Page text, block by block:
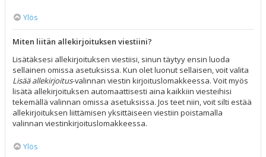
Ylös
Miten liitän allekirjoituksen viestiini?
Lisätäksesi allekirjoituksen viestiisi, sinun täytyy ensin luoda
sellainen omissa asetuksissa. Kun olet luonut sellaisen, voit valita
Lisää allekirjoitus-valinnan viestin kirjoituslomakkeessa. Voit myös
lisätä allekirjoituksen automaattisesti aina kaikkiin viesteihisi
tekemällä valinnan omissa asetuksissa. Jos teet niin, voit silti estää
allekirjoituksen liittämisen yksittäiseen viestiin poistamalla
valinnan viestinkirjoituslomakkeessa.
Ylös